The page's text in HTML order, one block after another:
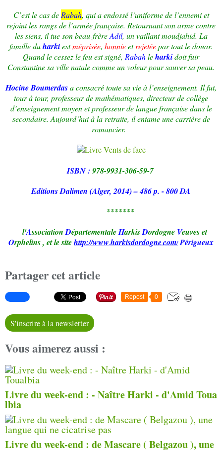
C’est le cas de Rabah, qui a endossé l’uniforme de l’ennemi et
rejoint les rangs de l’armée française. Retournant son arme contre
les siens, il tue son beau-frèreAdil, un vaillant moudjahid. La
famille duharkiestméprisée, honnieetrejetéepar tout le douar.
Quand le cessez le feu est signé, Rabahleharkidoit fuir
Constantine sa ville natale comme un voleur pour sauver sa peau.
Hocine Boumerdasa consacré toute sa vie à l’enseignement. Il fut,
tour à tour, professeur de mathématiques, directeur de collège
d’enseignement moyen et professeur de langue française dans le
secondaire. Aujourd’hui à la retraite, il entame une carrière de
romancier.
ISBN : 978-9931-306-59-7
Editions Dalimen (Alger, 2014) – 486 p. - 800 DA
*******
l'Association DépartementaleHarkisDordogne Veuves et
Orphelins, et le sitehttp://www.harkisdordogne.com/ Périgueux
Partager cet article
Repost 0
S'inscrire à la newsletter
Vous aimerez aussi :
Livre du week-end : - Naître Harki - d'Amid Toua
lbia
Livre du week-end : de Mascare ( Belgazou ), une